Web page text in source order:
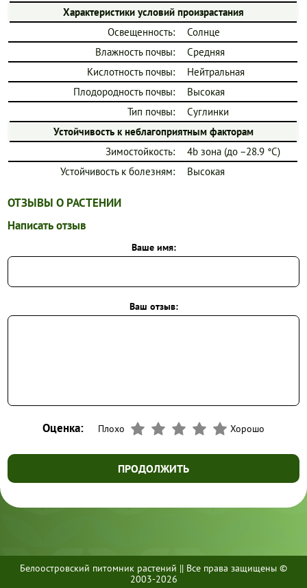
Характеристики условий произрастания
Освещенность:
Солнце
Влажность почвы:
Средняя
Кислотность почвы:
Нейтральная
Плодородность почвы:
Высокая
Тип почвы:
Суглинки
Устойчивость к неблагоприятным факторам
Зимостойкость:
4b зона (до −28.9 °C)
Устойчивость к болезням:
Высокая
ОТЗЫВЫ О РАСТЕНИИ
Написать отзыв
Ваше имя:
Ваш отзыв:
Оценка: Плохо Хорошо
ПРОДОЛЖИТЬ
+7 (812) 437-70-70
Белоостровский питомник растений || Все права защищены ©
2003-2026